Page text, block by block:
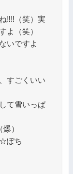
‼‼（笑）実
よ（笑）
いですよ
すごくいい
て雪いっぱ
）
ぽち